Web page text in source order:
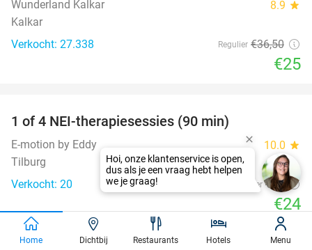
Wunderland Kalkar 8.9 star
Kalkar
Verkocht: 27.338
Regulier €36,50
€25
1 of 4 NEI-therapiesessies (90 min)
E-motion by Eddy 10.0 star
Tilburg
Verkocht: 20
Regulier €85
€24
favorite_border
Home Dichtbij Restaurants Hotels Menu